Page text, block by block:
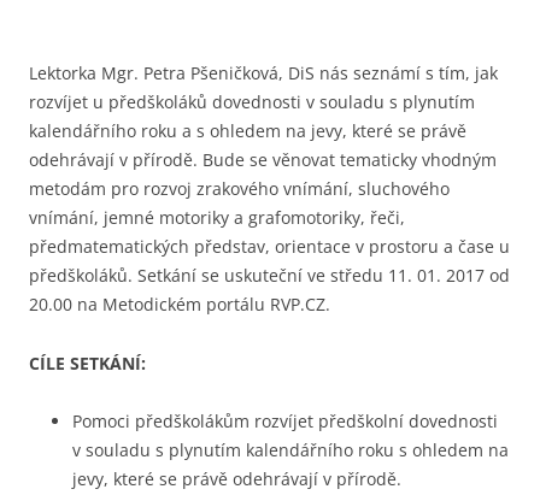
Lektorka Mgr. Petra Pšeničková, DiS nás seznámí s tím, jak
rozvíjet u předškoláků dovednosti v souladu s plynutím
kalendářního roku a s ohledem na jevy, které se právě
odehrávají v přírodě. Bude se věnovat tematicky vhodným
metodám pro rozvoj zrakového vnímání, sluchového
vnímání, jemné motoriky a grafomotoriky, řeči,
předmatematických představ, orientace v prostoru a čase u
předškoláků. Setkání se uskuteční ve středu 11. 01. 2017 od
20.00 na Metodickém portálu RVP.CZ.
CÍLE SETKÁNÍ:
Pomoci předškolákům rozvíjet předškolní dovednosti
v souladu s plynutím kalendářního roku s ohledem na
jevy, které se právě odehrávají v přírodě.